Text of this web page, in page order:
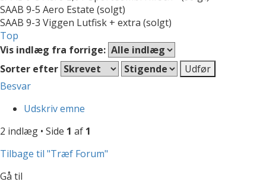
SAAB 9-5 Aero Estate (solgt)
SAAB 9-3 Viggen Lutfisk + extra (solgt)
Top
Vis indlæg fra forrige:
Sorter efter
Besvar
Udskriv emne
2 indlæg • Side 1 af 1
Tilbage til "Træf Forum"
Gå til